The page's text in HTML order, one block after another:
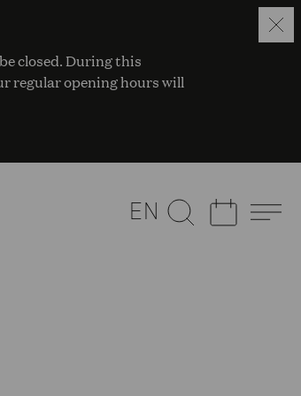
closed. During this
regular opening hours will
EN